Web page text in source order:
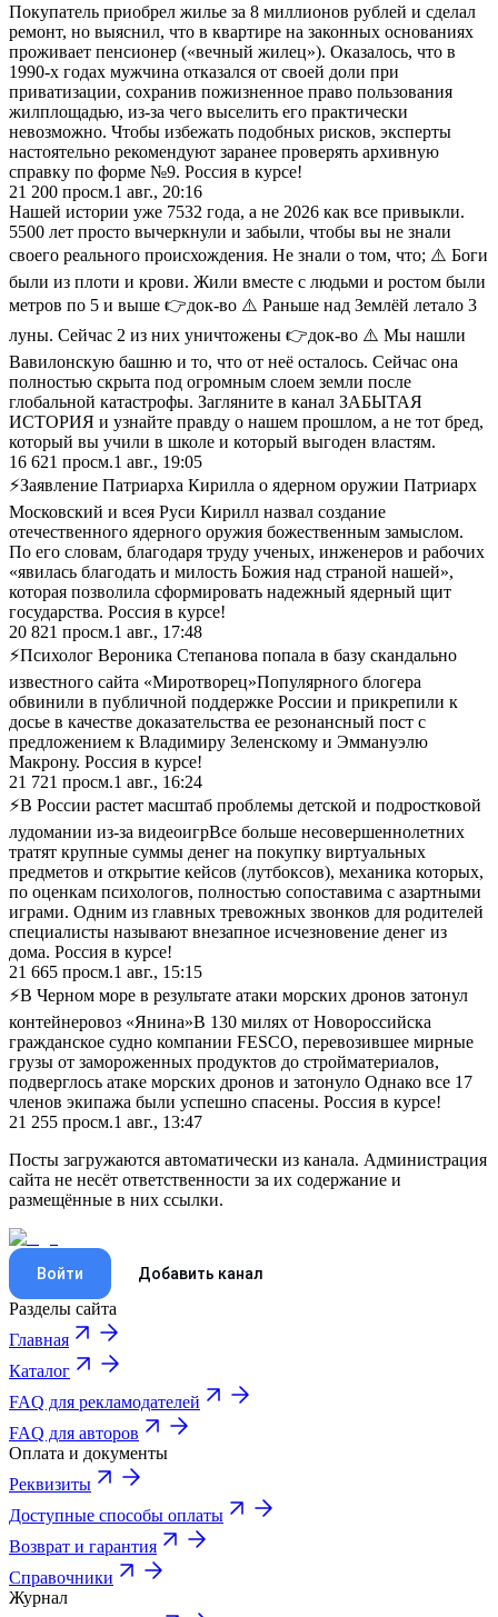
Покупатель приобрел жилье за 8 миллионов рублей и сделал
ремонт, но выяснил, что в квартире на законных основаниях
проживает пенсионер («вечный жилец»). Оказалось, что в
1990-х годах мужчина отказался от своей доли при
приватизации, сохранив пожизненное право пользования
жилплощадью, из-за чего выселить его практически
невозможно. Чтобы избежать подобных рисков, эксперты
настоятельно рекомендуют заранее проверять архивную
справку по форме №9. Россия в курсе!
21 200 просм.1 авг., 20:16
Нашей истории уже 7532 года, а не 2026 как все привыкли.
5500 лет просто вычеркнули и забыли, чтобы вы не знали
своего реального происхождения. Не знали о том, что; ⚠️ Боги
были из плоти и крови. Жили вместе с людьми и ростом были
метров по 5 и выше 👉док-во ⚠️ Раньше над Землёй летало 3
луны. Сейчас 2 из них уничтожены 👉док-во ⚠️ Мы нашли
Вавилонскую башню и то, что от неё осталось. Сейчас она
полностью скрыта под огромным слоем земли после
глобальной катастрофы. Загляните в канал ЗАБЫТАЯ
ИСТОРИЯ и узнайте правду о нашем прошлом, а не тот бред,
который вы учили в школе и который выгоден властям.
16 621 просм.1 авг., 19:05
⚡Заявление Патриарха Кирилла о ядерном оружии Патриарх
Московский и всея Руси Кирилл назвал создание
отечественного ядерного оружия божественным замыслом.
По его словам, благодаря труду ученых, инженеров и рабочих
«явилась благодать и милость Божия над страной нашей»,
которая позволила сформировать надежный ядерный щит
государства. Россия в курсе!
20 821 просм.1 авг., 17:48
⚡Психолог Вероника Степанова попала в базу скандально
известного сайта «Миротворец» ​Популярного блогера
обвинили в публичной поддержке России и прикрепили к
досье в качестве доказательства ее резонансный пост с
предложением к Владимиру Зеленскому и Эммануэлю
Макрону. Россия в курсе!
21 721 просм.1 авг., 16:24
⚡В России растет масштаб проблемы детской и подростковой
лудомании из-за видеоигр ​Все больше несовершеннолетних
тратят крупные суммы денег на покупку виртуальных
предметов и открытие кейсов (лутбоксов), механика которых,
по оценкам психологов, полностью сопоставима с азартными
играми. Одним из главных тревожных звонков для родителей
специалисты называют внезапное исчезновение денег из
дома. Россия в курсе!
21 665 просм.1 авг., 15:15
⚡В Черном море в результате атаки морских дронов затонул
контейнеровоз «Янина» ​В 130 милях от Новороссийска
гражданское судно компании FESCO, перевозившее мирные
грузы от замороженных продуктов до стройматериалов,
подверглось атаке морских дронов и затонуло Однако все 17
членов экипажа были успешно спасены. Россия в курсе!
21 255 просм.1 авг., 13:47
Посты загружаются автоматически из канала. Администрация
сайта не несёт ответственности за их содержание и
размещённые в них ссылки.
Войти Добавить канал
Разделы сайта
Главная
Каталог
FAQ для рекламодателей
FAQ для авторов
Оплата и документы
Реквизиты
Доступные способы оплаты
Возврат и гарантия
Справочники
Журнал